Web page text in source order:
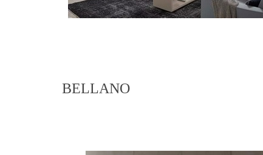
BELLANO